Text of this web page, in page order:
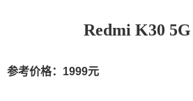
Redmi K30
参考价格：1999元